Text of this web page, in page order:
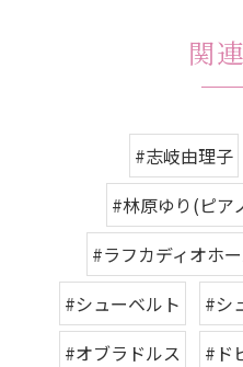
関
#志岐由理子
#林原ゆり(ピア
#ラフカディオホ
#シューベルト
#シ
#オブラドルス
#ド